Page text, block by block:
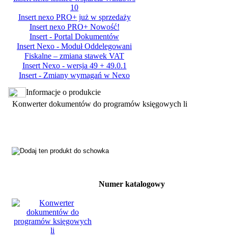
10
Insert nexo PRO+ już w sprzedaży
Insert nexo PRO+ Nowość!
Insert - Portal Dokumentów
Insert Nexo - Moduł Oddelegowani
Fiskalne – zmiana stawek VAT
Insert Nexo - wersja 49 + 49.0.1
Insert - Zmiany wymagań w Nexo
Informacje o produkcie
Konwerter dokumentów do programów księgowych li
Numer katalogowy